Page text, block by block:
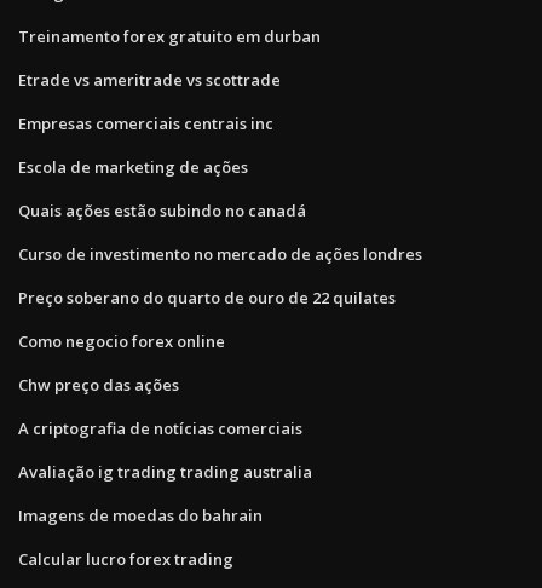
Treinamento forex gratuito em durban
Etrade vs ameritrade vs scottrade
Empresas comerciais centrais inc
Escola de marketing de ações
Quais ações estão subindo no canadá
Curso de investimento no mercado de ações londres
Preço soberano do quarto de ouro de 22 quilates
Como negocio forex online
Chw preço das ações
A criptografia de notícias comerciais
Avaliação ig trading trading australia
Imagens de moedas do bahrain
Calcular lucro forex trading